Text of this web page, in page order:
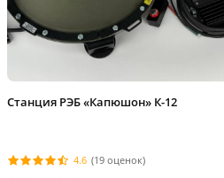
Станция РЭБ «Капюшон» К-12
4.6 (19 оценок)